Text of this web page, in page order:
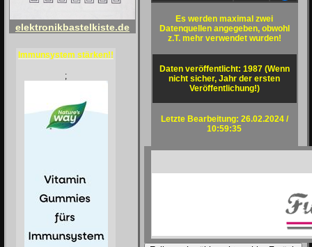
elektronikbastelkiste.de
Immunsystem stärken!!
;
Es werden maximal zwei
Datenquellen angegeben, obwohl
z.T. mehr verwendet wurden!
Daten veröffentlicht: 1987 (Wenn
nicht sicher, Jahr der ersten
Veröffentlichung!)
Letzte Bearbeitung: 26.02.2024 /
10:59:35